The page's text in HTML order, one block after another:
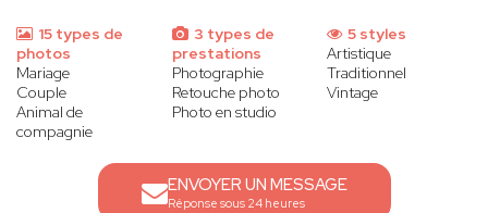
15 types de
photos
Mariage
Couple
Animal de
compagnie
3 types de
prestations
Photographie
Retouche photo
Photo en studio
5 styles
Artistique
Traditionnel
Vintage
ENVOYER UN MESSAGE
Réponse sous 24 heures